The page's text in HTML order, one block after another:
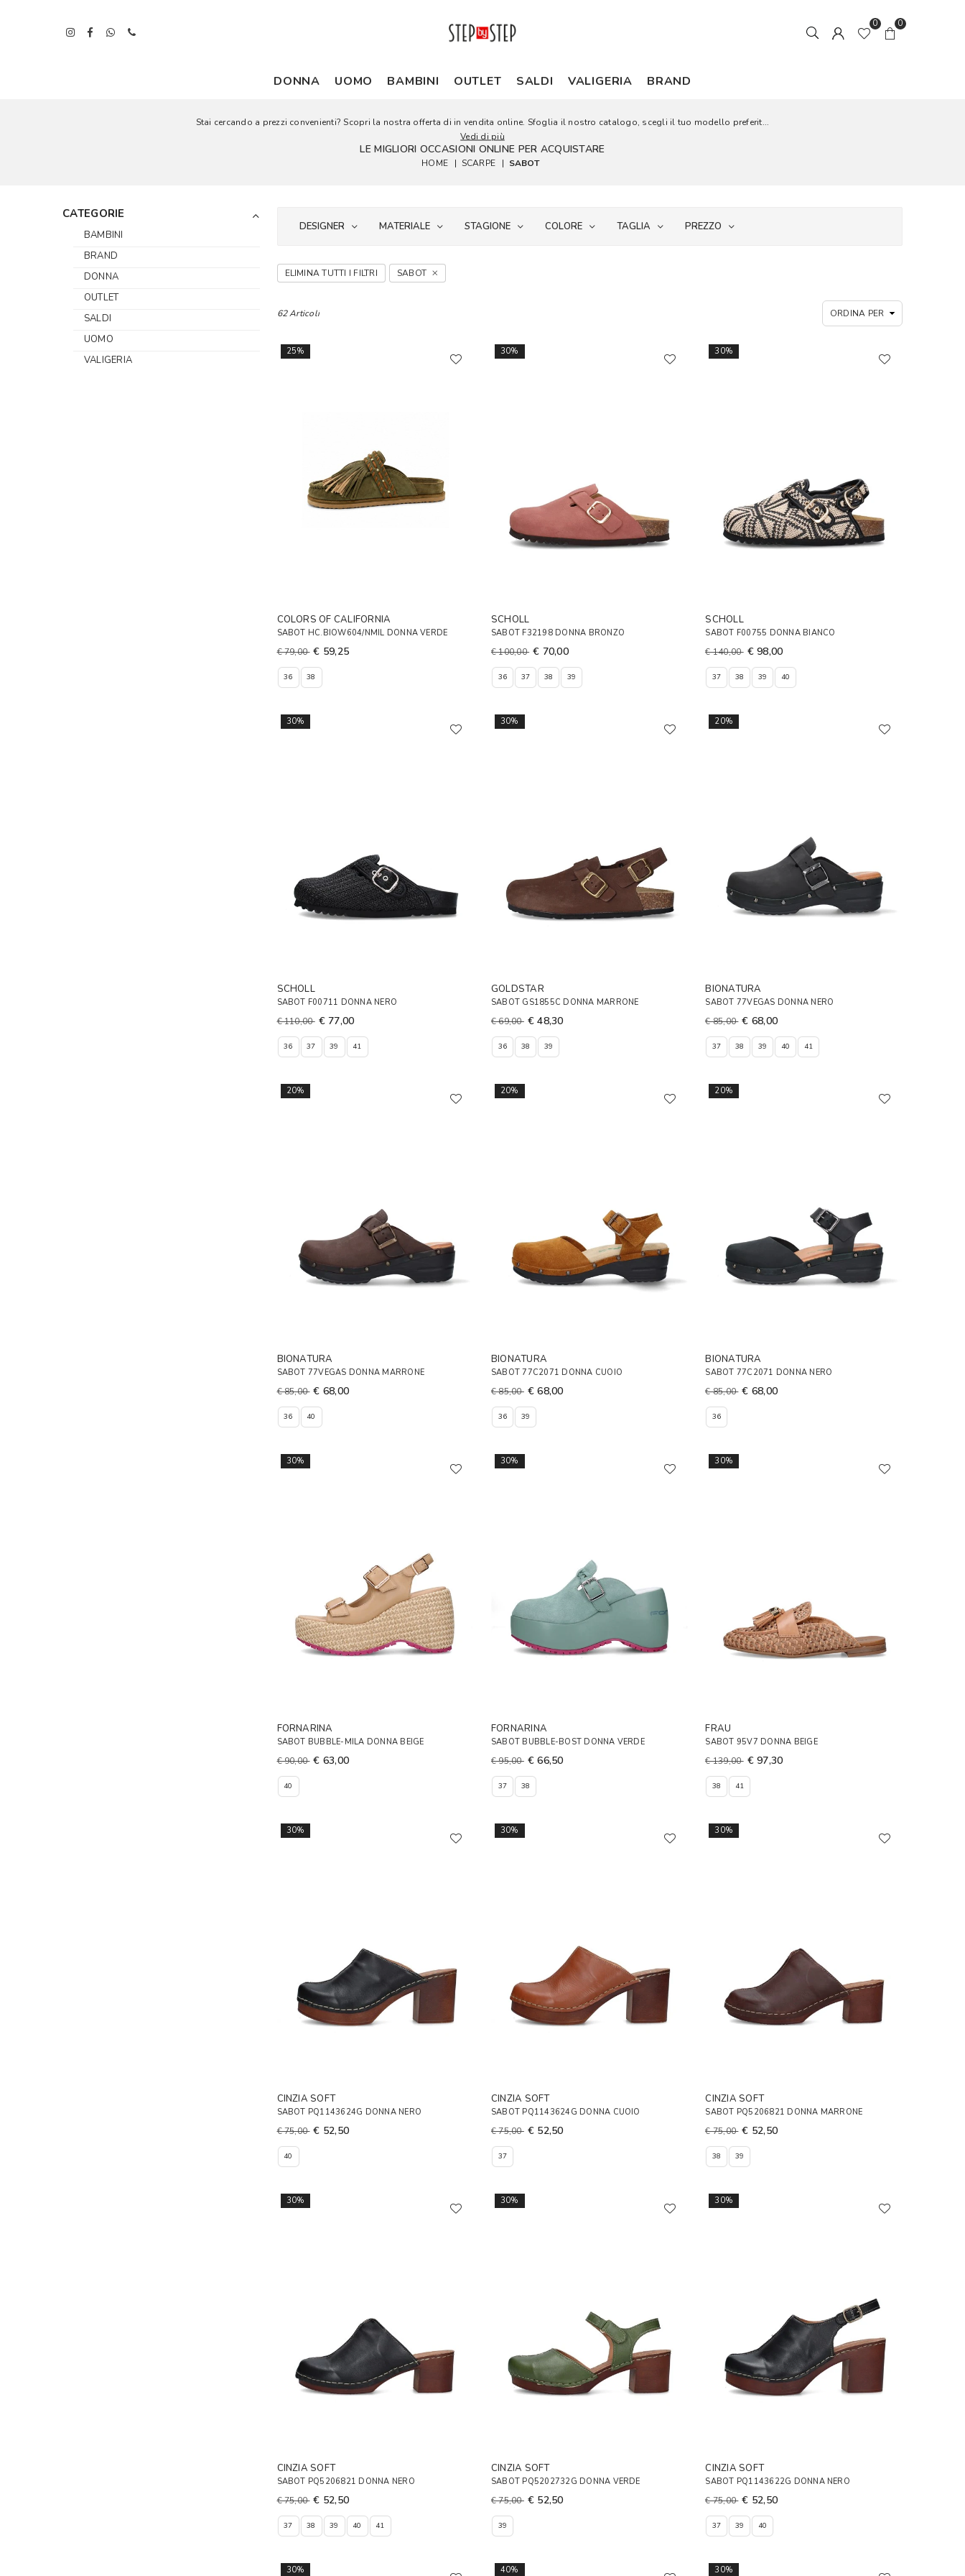
0 0
DONNA UOMO BAMBINI OUTLET SALDI VALIGERIA BRAND
Stai cercando a prezzi convenienti? Scopri la nostra offerta di in vendita online. Sfoglia il nostro catalogo, scegli il tuo modello preferit...
Vedi di più
LE MIGLIORI OCCASIONI ONLINE PER ACQUISTARE
HOME | SCARPE | SABOT
CATEGORIE
BAMBINI
BRAND
DONNA
OUTLET
SALDI
UOMO
VALIGERIA
DESIGNER MATERIALE STAGIONE COLORE TAGLIA PREZZO
ELIMINA TUTTI I FILTRI SABOT
62 Articoli
25%
COLORS OF CALIFORNIA
SABOT HC.BIOW604/NMIL DONNA VERDE
€ 79,00 € 59,25
36 38
30%
SCHOLL
SABOT F32198 DONNA BRONZO
€ 100,00 € 70,00
36 37 38 39
30%
SCHOLL
SABOT F00755 DONNA BIANCO
€ 140,00 € 98,00
37 38 39 40
30%
SCHOLL
SABOT F00711 DONNA NERO
€ 110,00 € 77,00
36 37 39 41
30%
GOLDSTAR
SABOT GS1855C DONNA MARRONE
€ 69,00 € 48,30
36 38 39
20%
BIONATURA
SABOT 77VEGAS DONNA NERO
€ 85,00 € 68,00
37 38 39 40 41
20%
BIONATURA
SABOT 77VEGAS DONNA MARRONE
€ 85,00 € 68,00
36 40
20%
BIONATURA
SABOT 77C2071 DONNA CUOIO
€ 85,00 € 68,00
36 39
20%
BIONATURA
SABOT 77C2071 DONNA NERO
€ 85,00 € 68,00
36
30%
FORNARINA
SABOT BUBBLE-MILA DONNA BEIGE
€ 90,00 € 63,00
40
30%
FORNARINA
SABOT BUBBLE-BOST DONNA VERDE
€ 95,00 € 66,50
37 38
30%
FRAU
SABOT 95V7 DONNA BEIGE
€ 139,00 € 97,30
38 41
30%
CINZIA SOFT
SABOT PQ1143624G DONNA NERO
€ 75,00 € 52,50
40
30%
CINZIA SOFT
SABOT PQ1143624G DONNA CUOIO
€ 75,00 € 52,50
37
30%
CINZIA SOFT
SABOT PQ5206821 DONNA MARRONE
€ 75,00 € 52,50
38 39
30%
CINZIA SOFT
SABOT PQ5206821 DONNA NERO
€ 75,00 € 52,50
37 38 39 40 41
30%
CINZIA SOFT
SABOT PQ5202732G DONNA VERDE
€ 75,00 € 52,50
39
30%
CINZIA SOFT
SABOT PQ1143622G DONNA NERO
€ 75,00 € 52,50
37 39 40
30% 40% 30%